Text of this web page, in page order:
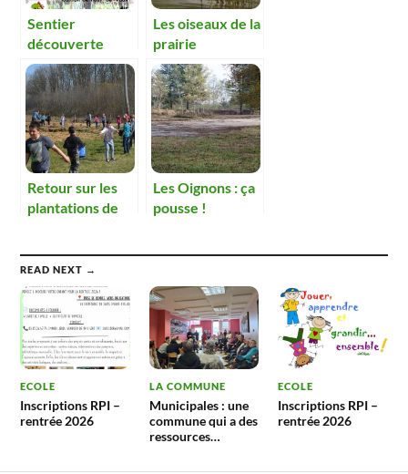
Sentier
découverte
Les oiseaux de la
prairie
Retour sur les
plantations de
Les Oignons : ça
pousse !
READ NEXT →
ECOLE
Inscriptions RPI –
rentrée 2026
LA COMMUNE
Municipales : une
commune qui a des
ressources…
ECOLE
Inscriptions RPI –
rentrée 2026